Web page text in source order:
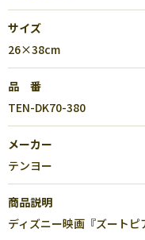
サイズ
26×38cm
品 番
TEN-DK70-380
メーカー
テンヨー
商品説明
ディズニー映画『ズートピ